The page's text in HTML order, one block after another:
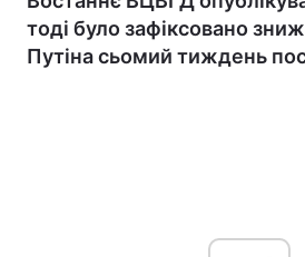
тоді було зафіксовано
Путіна сьомий тиждень